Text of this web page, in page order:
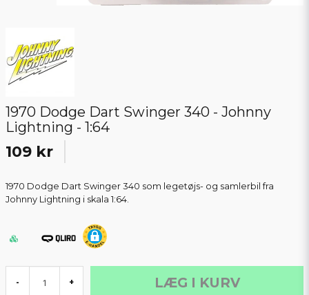
1970 Dodge Dart Swinger 340 - Johnny
Lightning - 1:64
109 kr
1970 Dodge Dart Swinger 340 som legetøjs- og samlerbil fra
Johnny Lightning i skala 1:64.
- + LÆG I KURV